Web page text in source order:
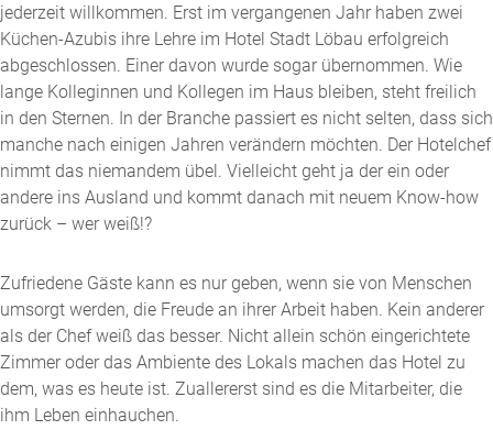
jederzeit willkommen. Erst im vergangenen Jahr haben zwei
Küchen-Azubis ihre Lehre im Hotel Stadt Löbau erfolgreich
abgeschlossen. Einer davon wurde sogar übernommen. Wie
lange Kolleginnen und Kollegen im Haus bleiben, steht freilich
in den Sternen. In der Branche passiert es nicht selten, dass sich
manche nach einigen Jahren verändern möchten. Der Hotelchef
nimmt das niemandem übel. Vielleicht geht ja der ein oder
andere ins Ausland und kommt danach mit neuem Know-how
zurück – wer weiß!?
Zufriedene Gäste kann es nur geben, wenn sie von Menschen
umsorgt werden, die Freude an ihrer Arbeit haben. Kein anderer
als der Chef weiß das besser. Nicht allein schön eingerichtete
Zimmer oder das Ambiente des Lokals machen das Hotel zu
dem, was es heute ist. Zuallererst sind es die Mitarbeiter, die
ihm Leben einhauchen.